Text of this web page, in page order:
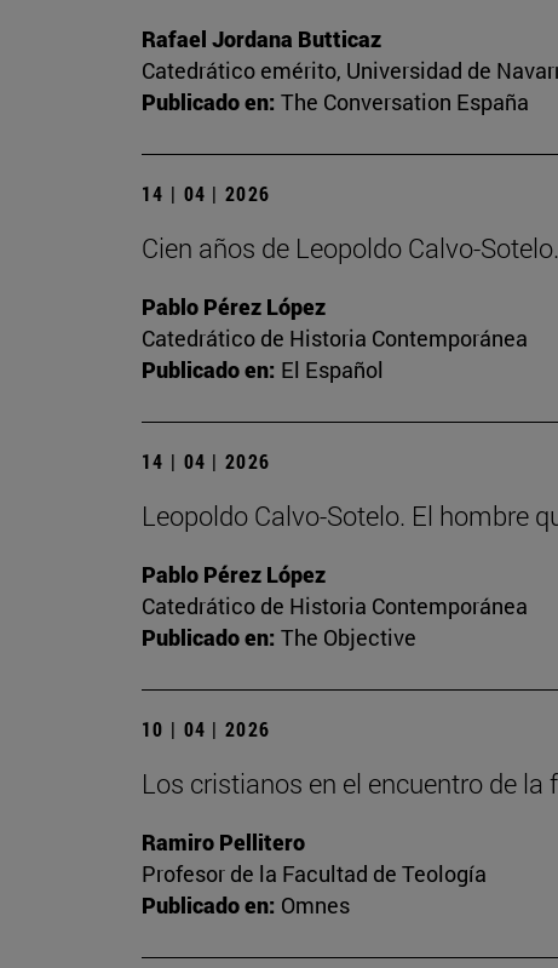
Rafael Jordana Butticaz
Catedrático emérito, Universidad de
Publicado en: The Conversation España
14 | 04 | 2026
Cien años de Leopoldo Calvo-
Pablo Pérez López
Catedrático de Historia Contemporánea
Publicado en: El Español
14 | 04 | 2026
Leopoldo Calvo-Sotelo. El hombre
Pablo Pérez López
Catedrático de Historia Contemporánea
Publicado en: The Objective
10 | 04 | 2026
Los cristianos en el encuentro de la
Ramiro Pellitero
Profesor de la Facultad de Teología
Publicado en: Omnes